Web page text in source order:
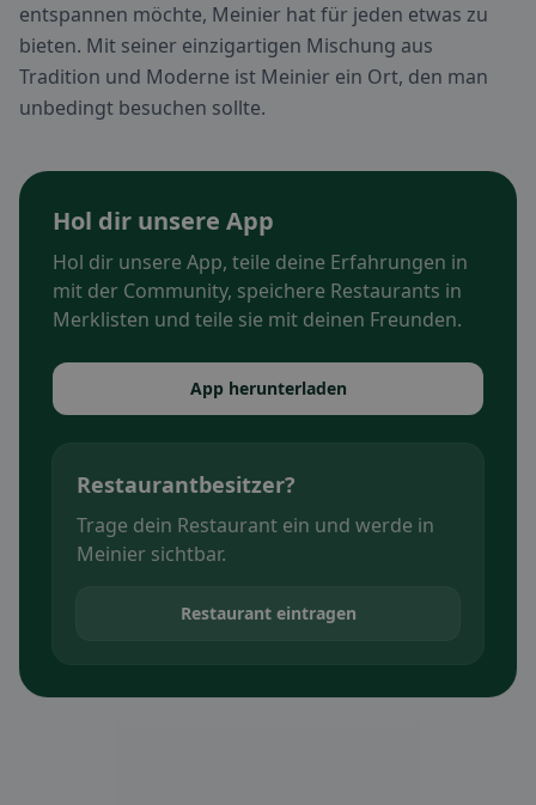
entspannen möchte, Meinier hat für jeden etwas zu
bieten. Mit seiner einzigartigen Mischung aus
Tradition und Moderne ist Meinier ein Ort, den man
unbedingt besuchen sollte.
Hol dir unsere App
Hol dir unsere App, teile deine Erfahrungen in
mit der Community, speichere Restaurants in
Merklisten und teile sie mit deinen Freunden.
App herunterladen
Restaurantbesitzer?
Trage dein Restaurant ein und werde in
Meinier sichtbar.
Restaurant eintragen